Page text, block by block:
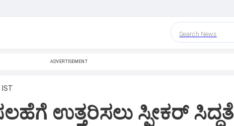
Search News
ADVERTISEMENT
IST
ಉತ್ತರಿಸಲು ಸ್ಪೀಕರ್‌ ಸಿದ್ಧತೆ